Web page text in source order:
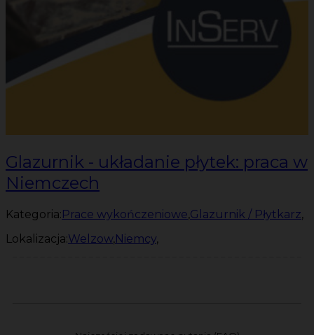
Glazurnik - układanie płytek: praca w
Niemczech
Kategoria:Prace wykończeniowe,Glazurnik / Płytkarz,
Lokalizacja:Welzow,Niemcy,